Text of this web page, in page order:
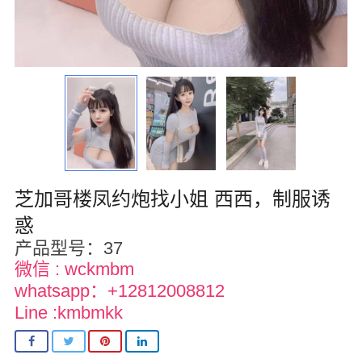
奥斯汀
匹兹堡
达拉斯
美国其他地区
尔湾
芝加哥楼凤约炮找小姐 西西，制服诱
惑
产品型号：37
微信 : wckmbm
whatsapp：+12812008812
Line :kmbmkk